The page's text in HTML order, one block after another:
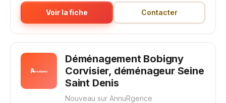
Voir la fiche Contacter
Déménagement Bobigny
Corvisier, déménageur Seine
Saint Denis
Nouveau sur AnnuRgence